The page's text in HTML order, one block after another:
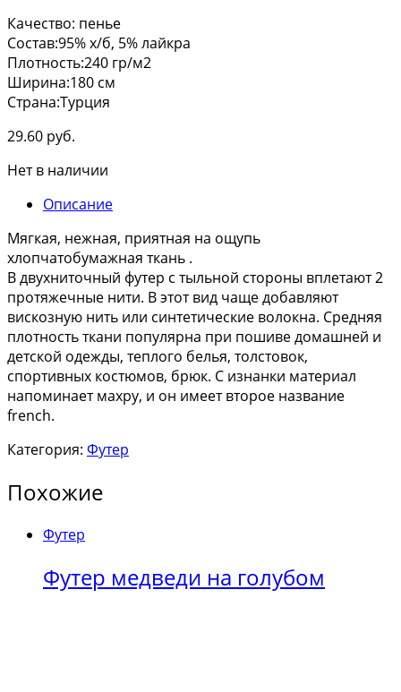
Качество: пенье
Состав:95% х/б, 5% лайкра
Плотность:240 гр/м2
Ширина:180 см
Страна:Турция
29.60 руб.
Нет в наличии
Описание
Мягкая, нежная, приятная на ощупь
хлопчатобумажная ткань .
В двухниточный футер с тыльной стороны вплетают 2
протяжечные нити. В этот вид чаще добавляют
вискозную нить или синтетические волокна. Средняя
плотность ткани популярна при пошиве домашней и
детской одежды, теплого белья, толстовок,
спортивных костюмов, брюк. С изнанки материал
напоминает махру, и он имеет второе название
french.
Категория: Футер
Похожие
Футер
Футер медведи на голубом